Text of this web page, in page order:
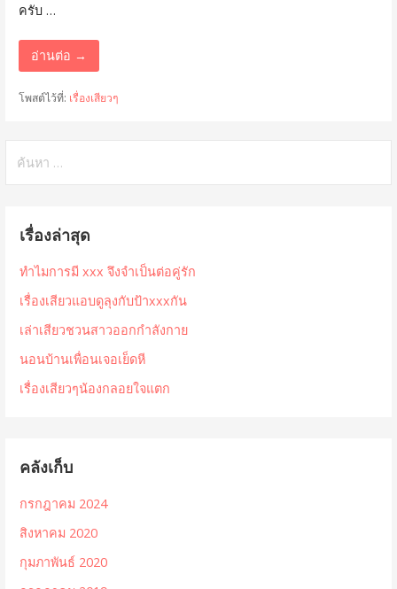
ครับ …
อ่านต่อ →
โพสต์ไว้ที่: เรื่องเสียวๆ
สำหรับ:
เรื่องล่าสุด
ทำไมการมี xxx จึงจำเป็นต่อคู่รัก
เรื่องเสียวแอบดูลุงกับป้าxxxกัน
เล่าเสียวชวนสาวออกกำลังกาย
นอนบ้านเพื่อนเจอเย็ดหี
เรื่องเสียวๆน้องกลอยใจแตก
คลังเก็บ
กรกฎาคม 2024
สิงหาคม 2020
กุมภาพันธ์ 2020